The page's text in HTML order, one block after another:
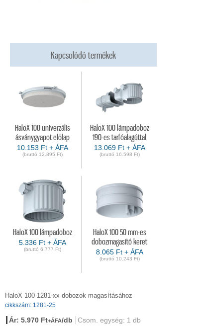
Kapcsolódó termékek
HaloX 100 univerzális
ásványgyapot előlap
10.153 Ft + ÁFA
(bruttó 12.895 Ft)
HaloX 100 lámpadoboz
190-es tarfóalagúttal
13.069 Ft + ÁFA
(bruttó 16.598 Ft)
HaloX 100 lámpadoboz
5.336 Ft + ÁFA
(bruttó 6.777 Ft)
HaloX 100 50 mm-es
dobozmagasító keret
8.065 Ft + ÁFA
(bruttó 10.243 Ft)
HaloX 100 1281-xx dobozok magasításához
cikkszám: 1281-25
Ár: 5.970 Ft+ÁFA/db Csom. egység: 1 db